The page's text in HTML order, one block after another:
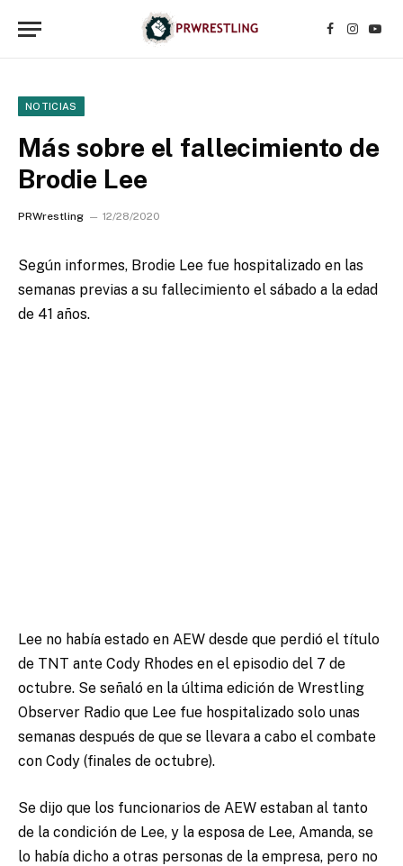
Facebook
NOTICIAS
Más sobre el fallecimiento de
Brodie Lee
PRWrestling 12/28/2020
Según informes, Brodie Lee fue hospitalizado en las
semanas previas a su fallecimiento el sábado a la edad
de 41 años.
Lee no había estado en AEW desde que perdió el título
de TNT ante Cody Rhodes en el episodio del 7 de
octubre. Se señaló en la última edición de Wrestling
Observer Radio que Lee fue hospitalizado solo unas
semanas después de que se llevara a cabo el combate
con Cody (finales de octubre).
Se dijo que los funcionarios de AEW estaban al tanto
de la condición de Lee, y la esposa de Lee, Amanda, se
lo había dicho a otras personas de la empresa, pero no